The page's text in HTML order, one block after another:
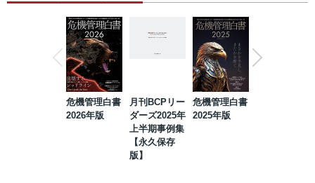
危機管理白書
2026年版
月刊BCPリー
ダーズ2025年
上半期事例集
【永久保存
版】
危機管理白書
2025年版